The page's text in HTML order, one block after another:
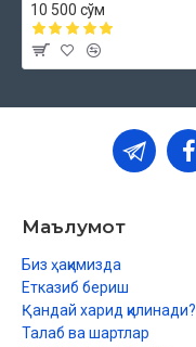
10 500 сўм
Маълумот
Биз ҳақимизда
Етказиб бериш
Қандай харид қилинади?
Талаб ва шартлар